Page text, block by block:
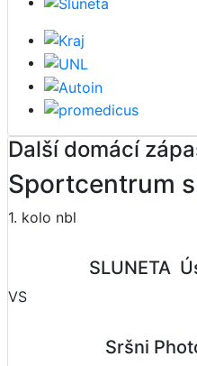
Další domácí
Sportcentrum
1. kolo nbl
SLUNETA
VS
Sršni